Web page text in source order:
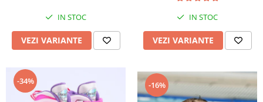
IN STOC
VEZI VARIANTE
IN STOC
VEZI VARIANTE
-34% -16%